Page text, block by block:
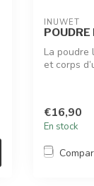
INUWET
La poudre
et corps
€16,90
En stock